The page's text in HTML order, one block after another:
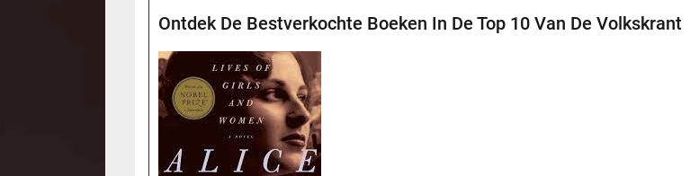
Ontdek De Bestverkochte Boeken In De Top 10 Van De Volkskrant